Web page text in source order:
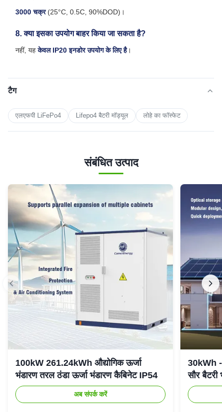
3000 चक्र(25°C, 0.5C, 90%DOD)।
8. क्या इसका उपयोग बाहर किया जा सकता है?
नहीं, यहकेवल IP20 इनडोर उपयोग के लिए है।
टैग
एलएफपी LiFePo4 Lifepo4 बैटरी मॉड्यूल लोहे का फॉस्फेट
संबंधित उत्पाद
100kW 261.24kWh औद्योगिक ऊर्जा
भंडारण तरल ठंडा ऊर्जा भंडारण कैबिनेट IP54
अब संपर्क करें
30kWh -
सौर